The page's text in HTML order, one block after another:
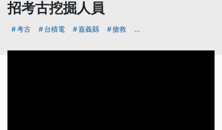
招考古挖掘人員
考古 台積電 嘉義縣 搶救 ...